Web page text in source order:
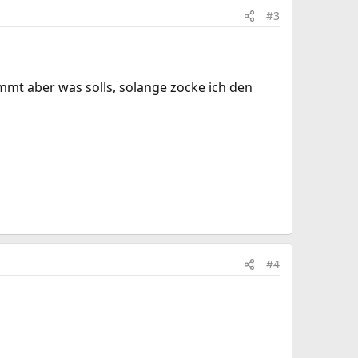
#3
aber was solls, solange zocke ich den
#4